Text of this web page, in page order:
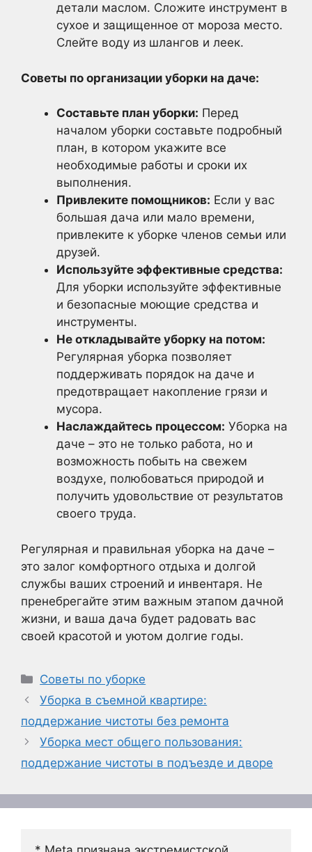
детали маслом. Сложите инструмент в
сухое и защищенное от мороза место.
Слейте воду из шлангов и леек.
Советы по организации уборки на даче:
Составьте план уборки: Перед
началом уборки составьте подробный
план, в котором укажите все
необходимые работы и сроки их
выполнения.
Привлеките помощников: Если у вас
большая дача или мало времени,
привлеките к уборке членов семьи или
друзей.
Используйте эффективные средства:
Для уборки используйте эффективные
и безопасные моющие средства и
инструменты.
Не откладывайте уборку на потом:
Регулярная уборка позволяет
поддерживать порядок на даче и
предотвращает накопление грязи и
мусора.
Наслаждайтесь процессом: Уборка на
даче – это не только работа, но и
возможность побыть на свежем
воздухе, полюбоваться природой и
получить удовольствие от результатов
своего труда.
Регулярная и правильная уборка на даче –
это залог комфортного отдыха и долгой
службы ваших строений и инвентаря. Не
пренебрегайте этим важным этапом дачной
жизни, и ваша дача будет радовать вас
своей красотой и уютом долгие годы.
Рубрики
Советы по уборке
Уборка в съемной квартире:
поддержание чистоты без ремонта
Уборка мест общего пользования:
поддержание чистоты в подъезде и дворе